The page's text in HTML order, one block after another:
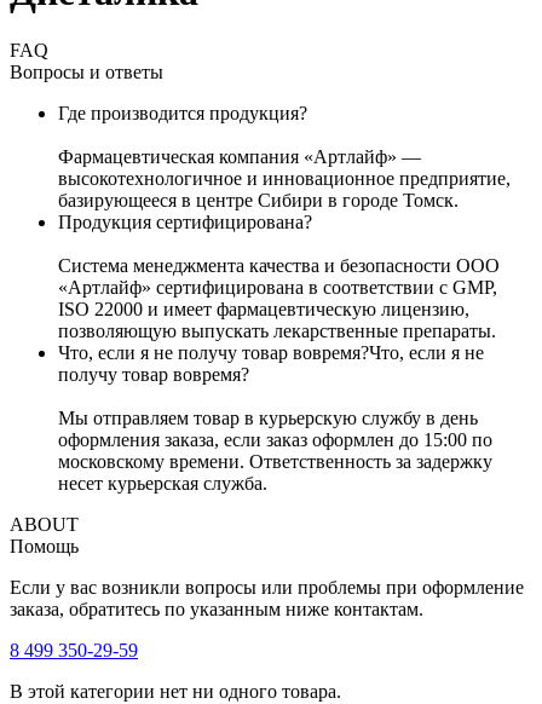
FAQ
Вопросы и ответы
Где производится продукция?
Фармацевтическая компания «Артлайф» —
высокотехнологичное и инновационное предприятие,
базирующееся в центре Сибири в городе Томск.
Продукция сертифицирована?
Система менеджмента качества и безопасности ООО
«Артлайф» сертифицирована в соответствии с GMP,
ISО 22000 и имеет фармацевтическую лицензию,
позволяющую выпускать лекарственные препараты.
Что, если я не получу товар вовремя?Что, если я не
получу товар вовремя?
Мы отправляем товар в курьерскую службу в день
оформления заказа, если заказ оформлен до 15:00 по
московскому времени. Ответственность за задержку
несет курьерская служба.
ABOUT
Помощь
Если у вас возникли вопросы или проблемы при оформление
заказа, обратитесь по указанным ниже контактам.
8 499 350-29-59
В этой категории нет ни одного товара.